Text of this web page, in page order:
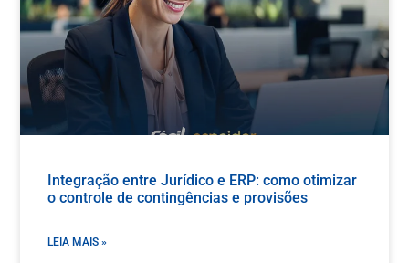
Integração entre Jurídico e ERP: como otimizar
o controle de contingências e provisões
LEIA MAIS »